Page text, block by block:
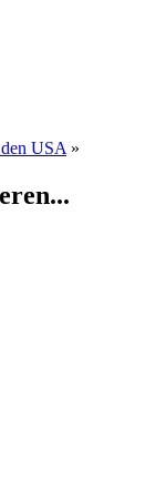
USA»